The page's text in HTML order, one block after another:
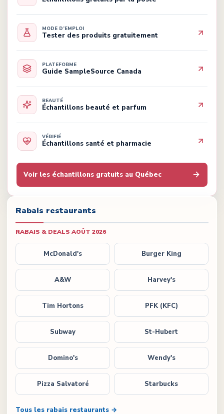
MODE D’EMPLOI
Tester des produits gratuitement
PLATEFORME
Guide SampleSource Canada
BEAUTÉ
Échantillons beauté et parfum
VÉRIFIÉ
Échantillons santé et pharmacie
Voir les échantillons gratuits au Québec
Rabais restaurants
RABAIS & DEALS AOÛT 2026
McDonald's Burger King
A&W Harvey's
Tim Hortons PFK (KFC)
Subway St-Hubert
Domino's Wendy's
Pizza Salvatoré Starbucks
Tous les rabais restaurants →